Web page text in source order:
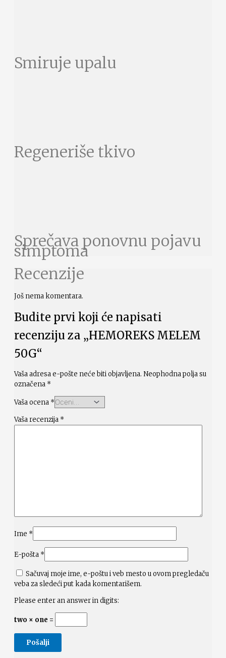
Smiruje upalu
Regeneriše tkivo
Sprečava ponovnu pojavu
simptoma
Recenzije
Još nema komentara.
Budite prvi koji će napisati
recenziju za „HEMOREKS MELEM
50G“
Vaša adresa e-pošte neće biti objavljena. Neophodna polja su
označena *
Vaša ocena *
Vaša recenzija *
Ime *
E-pošta *
Sačuvaj moje ime, e-poštu i veb mesto u ovom pregledaču
veba za sledeći put kada komentarišem.
Please enter an answer in digits:
two × one =